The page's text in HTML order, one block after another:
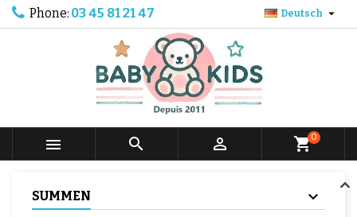
Phone: 03 45 81 21 47 Deutsch 
   shopping_cart0
SUMMEN